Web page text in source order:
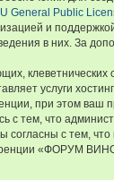
General Public
и
в них. За
услуги
при этом ваш
с тем, что
согласны с тем,
«ФОРУМ